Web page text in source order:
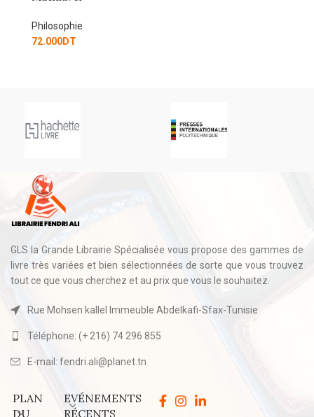
GLS la Grande Librairie Spécialisée vous propose des gammes de
livre très variées et bien sélectionnées de sorte que vous trouvez
tout ce que vous cherchez et au prix que vous le souhaitez.
Rue Mohsen kallel Immeuble Abdelkafi-Sfax-Tunisie
Téléphone: (+ 216) 74 296 855
E-mail: fendri.ali@planet.tn
PLAN
DU
EVÉNEMENTS
RÉCENTS